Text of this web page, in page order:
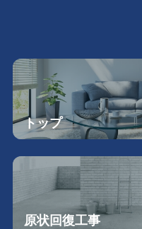
トップ
原状回復工事